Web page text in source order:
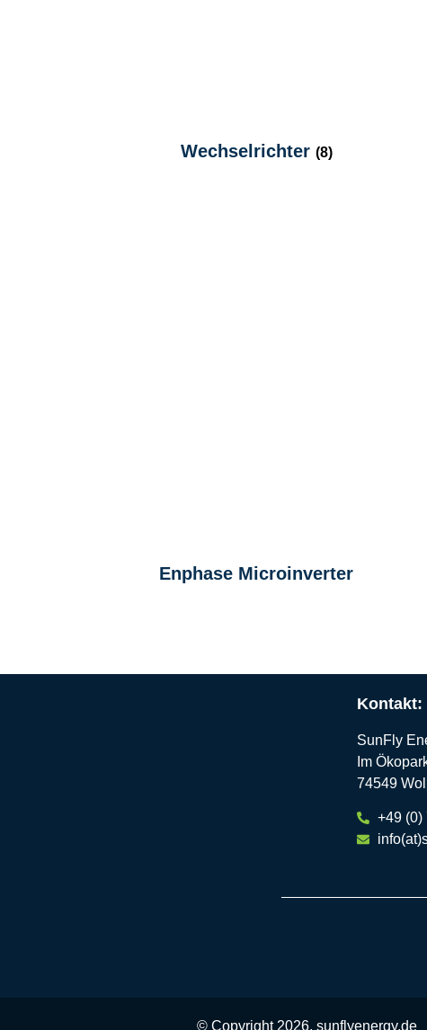
Wechselrichter (8)
Enphase Microinverter
Kontakt:
SunFly
Im
74549
+49 (0)
© Copyright 2026, sunflyenergy.de